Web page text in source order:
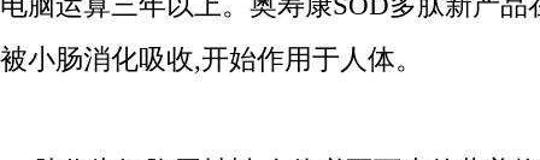
被小肠消化吸收,开始作用于人体。